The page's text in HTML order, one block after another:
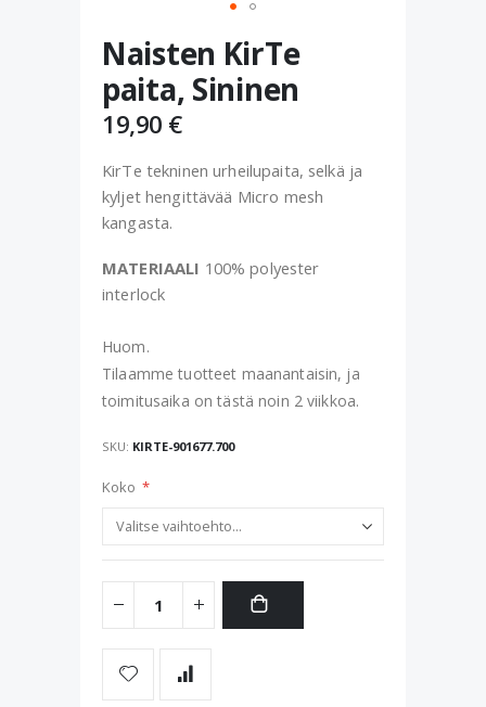
to
the
beginning
of
the
gallery
Naisten KirTe
paita, Sininen
19,90 €
KirTe tekninen urheilupaita, selkä ja
kyljet hengittävää Micro mesh
kangasta.
MATERIAALI 100% polyester
interlock
Huom.
Tilaamme tuotteet maanantaisin, ja
toimitusaika on tästä noin 2 viikkoa.
SKU KIRTE-901677.700
Koko